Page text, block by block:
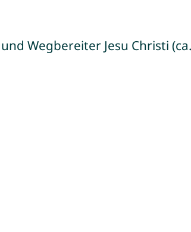
Wegbereiter Jesu Christi